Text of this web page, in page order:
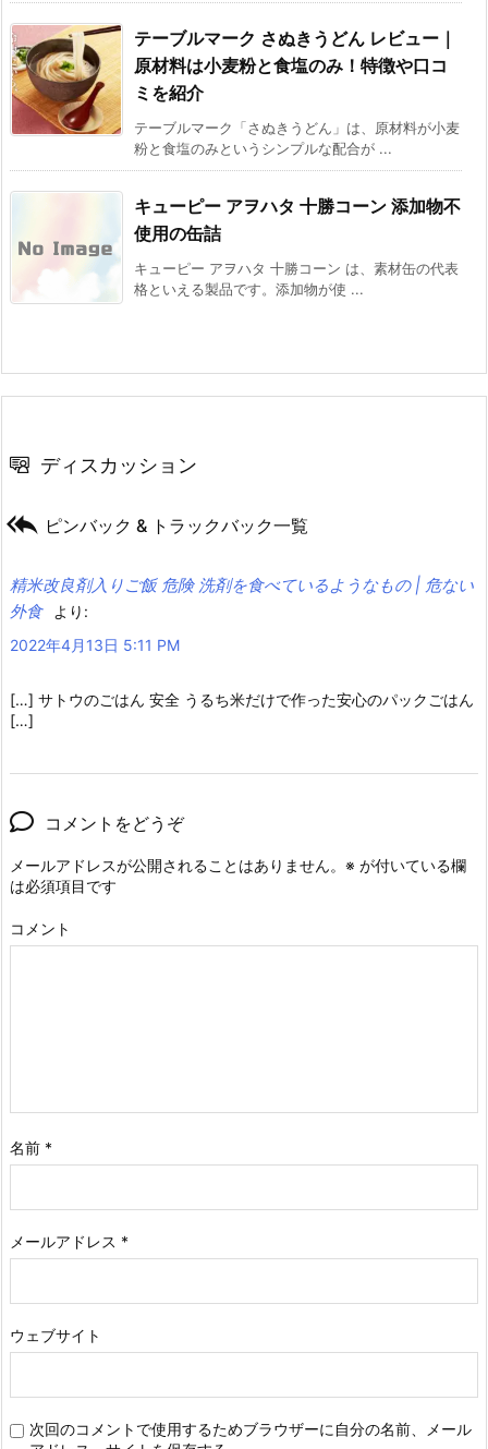
テーブルマーク さぬきうどん レビュー｜
原材料は小麦粉と食塩のみ！特徴や口コ
ミを紹介
テーブルマーク「さぬきうどん」は、原材料が小麦
粉と食塩のみというシンプルな配合が ...
キューピー アヲハタ 十勝コーン 添加物不
使用の缶詰
キューピー アヲハタ 十勝コーン は、素材缶の代表
格といえる製品です。添加物が使 ...
ディスカッション
 ピンバック & トラックバック一覧
精米改良剤入りご飯 危険 洗剤を食べているようなもの | 危ない
外食
より:
2022年4月13日 5:11 PM
[…] サトウのごはん 安全 うるち米だけで作った安心のパックごはん
[…]
コメントをどうぞ
メールアドレスが公開されることはありません。 ※ が付いている欄
は必須項目です
コメント
名前 *
メールアドレス *
ウェブサイト
次回のコメントで使用するためブラウザーに自分の名前、メール